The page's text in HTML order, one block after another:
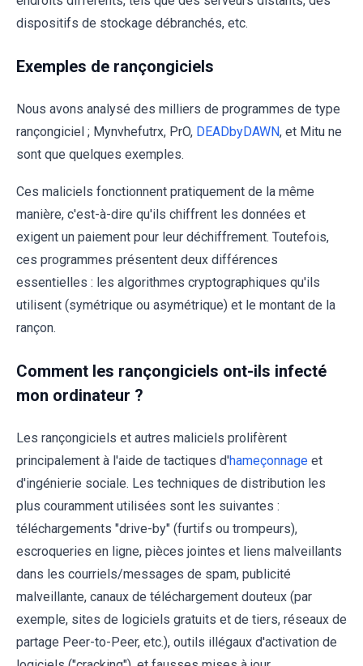
dispositifs de stockage débranchés, etc.
Exemples de rançongiciels
Nous avons analysé des milliers de programmes de type
rançongiciel ; Mynvhefutrx, PrO, DEADbyDAWN, et Mitu ne
sont que quelques exemples.
Ces maliciels fonctionnent pratiquement de la même
manière, c'est-à-dire qu'ils chiffrent les données et
exigent un paiement pour leur déchiffrement. Toutefois,
ces programmes présentent deux différences
essentielles : les algorithmes cryptographiques qu'ils
utilisent (symétrique ou asymétrique) et le montant de la
rançon.
Comment les rançongiciels ont-ils infecté
mon ordinateur ?
Les rançongiciels et autres maliciels prolifèrent
principalement à l'aide de tactiques d'hameçonnage et
d'ingénierie sociale. Les techniques de distribution les
plus couramment utilisées sont les suivantes :
téléchargements "drive-by" (furtifs ou trompeurs),
escroqueries en ligne, pièces jointes et liens malveillants
dans les courriels/messages de spam, publicité
malveillante, canaux de téléchargement douteux (par
exemple, sites de logiciels gratuits et de tiers, réseaux de
partage Peer-to-Peer, etc.), outils illégaux d'activation de